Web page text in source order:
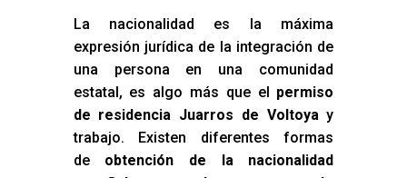
La nacionalidad es la máxima
expresión jurídica de la integración de
una persona en una comunidad
estatal, es algo más que el permiso
de residencia Juarros de Voltoyay
trabajo. Existen diferentes formas
de obtención de la nacionalidad